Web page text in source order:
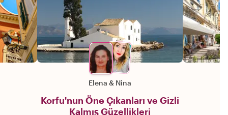
Elena & Nina
Korfu'nun Öne Çıkanları ve Gizli
Kalmış Güzellikleri